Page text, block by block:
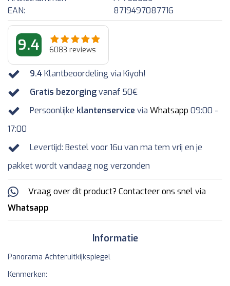
EAN:
8719497087716
9.4 6083 reviews
9.4Klantbeoordeling via Kiyoh!
Gratis bezorgingvanaf 50€
Persoonlijke klantenservice via Whatsapp 09:00 -
17:00
Levertijd: Bestel voor 16u van ma tem vrij en je
pakket wordt vandaag nog verzonden
Vraag over dit product? Contacteer ons snel via
Whatsapp
Informatie
Panorama Achteruitkijkspiegel
Kenmerken: